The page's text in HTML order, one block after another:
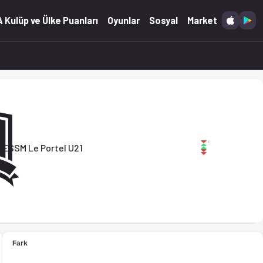
Kulüp ve Ülke Puanları Oyunlar Sosyal Market
U21
ESSM Le Portel U21